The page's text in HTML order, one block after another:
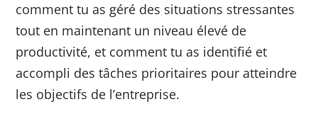
comment tu as géré des situations stressantes
tout en maintenant un niveau élevé de
productivité, et comment tu as identifié et
accompli des tâches prioritaires pour atteindre
les objectifs de l’entreprise.